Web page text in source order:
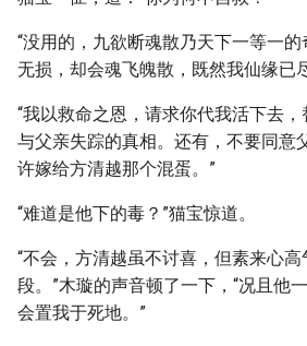
“没用的，九欲断魂散乃天下一等一
无损，却会魂飞魄散，既然我仙缘已
“我以救命之恩，请求你代我活下去
与父亲失踪的真相。还有，不要同意
许嫁给方清越那个混蛋。”
“难道是他下的毒？”猫宝惊道。
“不会，方清越虽不讨喜，但素来心
段。”木璇的声音顿了一下，“况且他
会置我于死地。”